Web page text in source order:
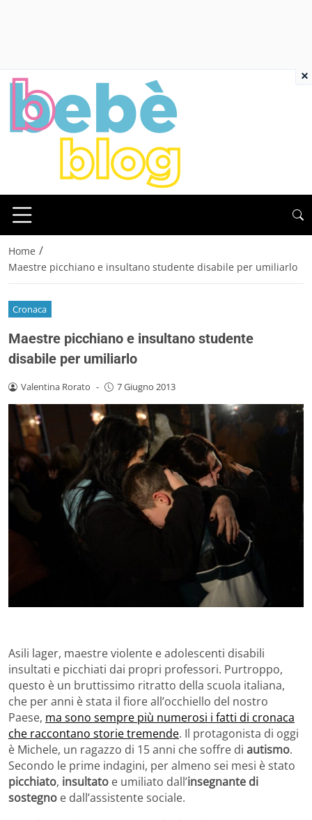
Home /
Maestre picchiano e insultano studente disabile per umiliarlo
Cronaca
Maestre picchiano e insultano studente
disabile per umiliarlo
Valentina Rorato - 7 Giugno 2013
Asili lager, maestre violente e adolescenti disabili
insultati e picchiati dai propri professori. Purtroppo,
questo è un bruttissimo ritratto della scuola italiana,
che per anni è stata il fiore all’occhiello del nostro
Paese, ma sono sempre più numerosi i fatti di cronaca
che raccontano storie tremende. Il protagonista di oggi
è Michele, un ragazzo di 15 anni che soffre di autismo.
Secondo le prime indagini, per almeno sei mesi è stato
picchiato, insultato e umiliato dall’insegnante di
sostegno e dall’assistente sociale.
×